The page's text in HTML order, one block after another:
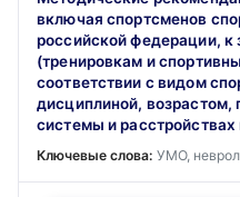
включая спортсменов
российской федерации, к
(тренировкам и
соответствии с видом
дисциплиной, возрастом,
системы и
Ключевые слова: УМО,